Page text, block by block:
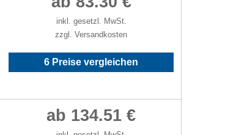
inkl. gesetzl. MwSt.
zzgl. Versandkosten
6 Preise vergleichen
ab 134.51 €